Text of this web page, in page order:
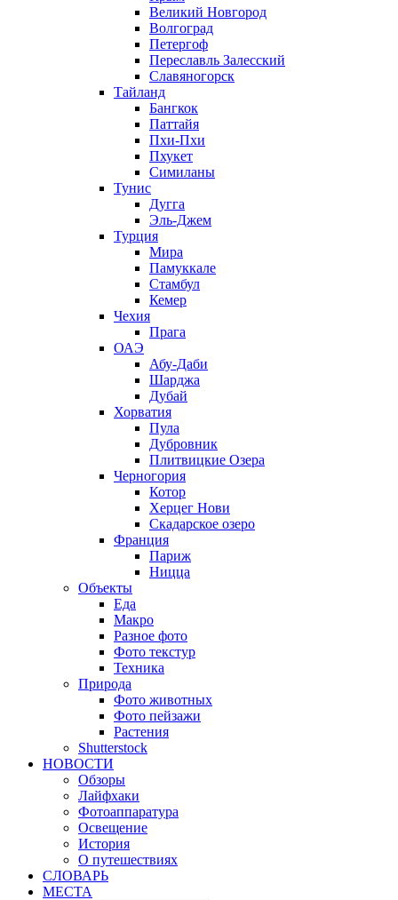
Великий Новгород
Волгоград
Петергоф
Переславль Залесский
Славяногорск
Тайланд
Бангкок
Паттайя
Пхи-Пхи
Пхукет
Симиланы
Тунис
Дугга
Эль-Джем
Турция
Мира
Памуккале
Стамбул
Кемер
Чехия
Прага
ОАЭ
Абу-Даби
Шарджа
Дубай
Хорватия
Пула
Дубровник
Плитвицкие Озера
Черногория
Котор
Херцег Нови
Скадарское озеро
Франция
Париж
Ницца
Объекты
Еда
Макро
Разное фото
Фото текстур
Техника
Природа
Фото животных
Фото пейзажи
Растения
Shutterstock
НОВОСТИ
Обзоры
Лайфхаки
Фотоаппаратура
Освещение
История
О путешествиях
CЛОВАРЬ
МЕСТА